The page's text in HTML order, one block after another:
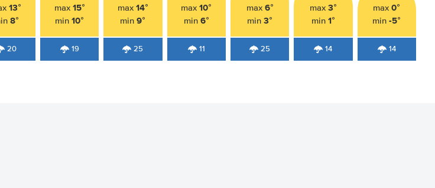
13°
8°
20
max 15°
min10°
19
max 14°
min9°
25
max10°
min 6°
11
max 6°
min3°
25
max 3°
min 1°
14
max0°
min-5°
14